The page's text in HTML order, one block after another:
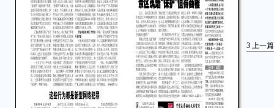
3 上一篇